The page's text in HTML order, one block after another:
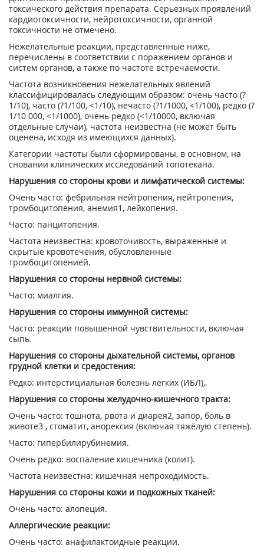
токсического действия препарата. Серьезных проявлений
кардиотоксичности, нейротоксичности, органной
токсичности не отмечено.
Нежелательные реакции, представленные ниже,
перечислены в соответствии с поражением органов и
систем органов, а также по частоте встречаемости.
Частота возникновения нежелательных явлений
классифицировалась следующим образом: очень часто (?
1/10), часто (?1/100, <1/10), нечасто (?1/1000, <1/100), редко (?
1/10 000, <1/1000), очень редко (<1/10000, включая
отдельные случаи), частота неизвестна (не может быть
оценена, исходя из имеющихся данных).
Категории частоты были сформированы, в основном, на
сновании клинических исследований топотекана.
Нарушения со стороны крови и лимфатической системы:
Очень часто: фебрильная нейтропения, нейтропения,
тромбоцитопения, анемия1 , лейкопения.
Часто: панцитопения.
Частота неизвестна: кровоточивость, выраженные и
скрытые кровотечения, обусловленные
тромбоцитопенией.
Нарушения со стороны нервной системы:
Часто: миалгия.
Нарушения со стороны иммунной системы:
Часто: реакции повышенной чувствительности, включая
сыпь.
Нарушения со стороны дыхательной системы, органов
грудной клетки и средостения:
Редко: интерстициальная болезнь легких (ИБЛ),.
Нарушения со стороны желудочно-кишечного тракта:
Очень часто: тошнота, рвота и диарея2, запор, боль в
животе3 , стоматит, анорексия (включая тяжёлую степень).
Часто: гипербилирубинемия.
Очень редко: воспаление кишечника (колит).
Частота неизвестна: кишечная непроходимость.
Нарушения со стороны кожи и подкожных тканей:
Очень часто: алопеция.
Аллергические реакции:
Очень часто: анафилактоидные реакции.